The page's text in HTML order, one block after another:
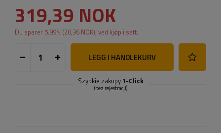
319,39 NOK
Du sparer 5.99% (20,36 NOK), ved kjøp i sett.
LEGG I HANDLEKURV
Szybkie zakupy 1-Click
(bez rejestracji)